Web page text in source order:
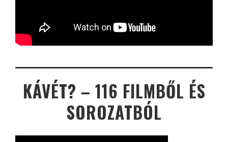
KÁVÉT? – 116 FILMBŐL ÉS
SOROZATBÓL